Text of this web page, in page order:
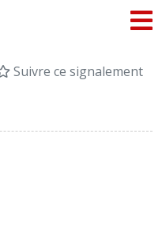
Suivre ce signalement